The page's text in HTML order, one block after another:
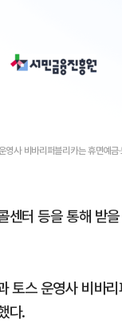
사 비바리퍼블리카는 휴면예
터 등을 통해 받
토스 운영사 비바
다.